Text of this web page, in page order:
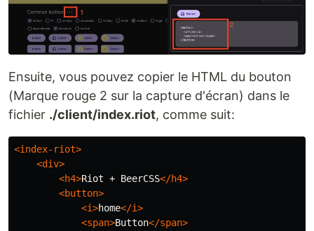
Ensuite, vous pouvez copier le HTML du bouton
(Marque rouge 2 sur la capture d'écran) dans le
fichier ./client/index.riot, comme suit:
<index-riot>
<div>
<h4>Riot + BeerCSS</h4>
<button>
<i>home</i>
<span>Button</span>